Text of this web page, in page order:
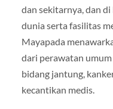
dan sekitarnya, dan
dunia serta fasilitas
Mayapada
dari perawatan
bidang jantung,
kecantikan medis.